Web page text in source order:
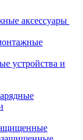
аксессуары
устройства и